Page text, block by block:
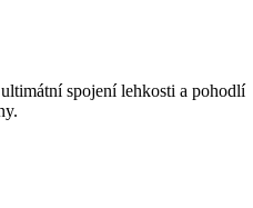
spojení lehkosti a pohodlí